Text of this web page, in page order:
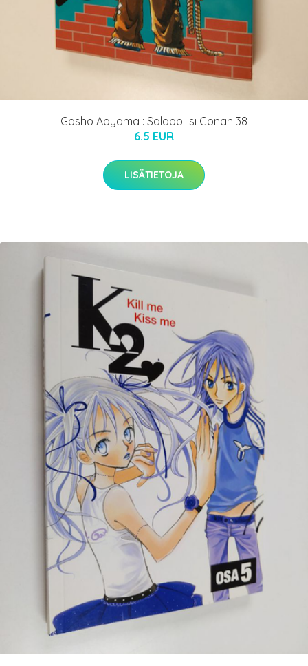
Gosho Aoyama : Salapoliisi Conan 38
6.5 EUR
LISÄTIETOJA